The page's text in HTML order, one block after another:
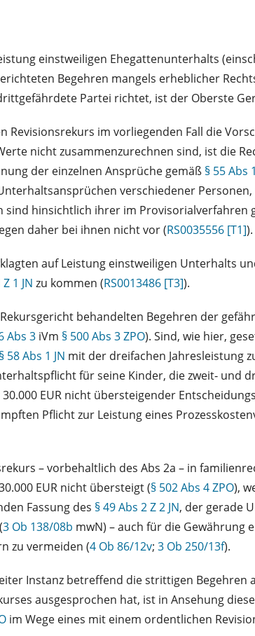
einstweiligen Ehegattenunterhalts
Begehren mangels erheblicher
Partei richtet, ist der Oberste
Revisionsrekurs im vorliegenden Fall die
nicht zusammenzurechnen sind, ist die
der einzelnen Ansprüche gemäß § 55 Abs
verschiedener
sind hinsichtlich ihrer im
daher bei ihnen nicht vor (RS0035556 [T1]).
auf Leistung einstweiligen Unterhalts
1 JN zu kommen (RS0013486 [T3]).
behandelten Begehren der
Abs 3 iVm § 500 Abs 3 ZPO). Sind, wie hier,
§ 58 Abs 1 JN mit der dreifachen Jahresleistung
für seine Kinder, die zweit‑
EUR nicht übersteigender
Pflicht zur Leistung eines
– vorbehaltlich des Abs 2a – in
EUR nicht übersteigt (§ 502 Abs 4 ZPO),
Fassung des § 49 Abs 2 Z 2 JN, der gerade
3 Ob 138/08b mwN) – auch für die Gewährung
zu vermeiden (4 Ob 86/12v; 3 Ob 250/13f).
Instanz betreffend die strittigen
ausgesprochen hat, ist in Ansehung
im Wege eines mit einem ordentlichen